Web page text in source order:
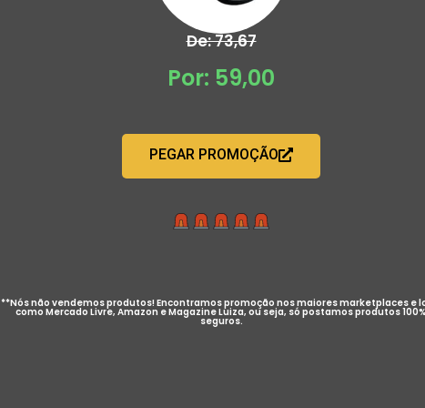
De: 73,67
Por: 59,00
PEGAR PROMOÇÃO
**Nós não vendemos produtos! Encontramos promoção nos maiores marketplaces e
como Mercado Livre, Amazon e Magazine Luiza, ou seja, só postamos produtos 100%
seguros.